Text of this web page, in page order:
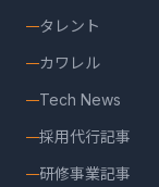
タレント
カワレル
Tech News
採用代行記事
研修事業記事